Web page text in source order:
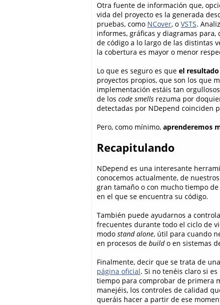
Otra fuente de información que,
vida del proyecto es la generada
pruebas, como NCover, o VSTS.
informes, gráficas y diagramas
de código a lo largo de las distintas
la cobertura es mayor o menor
Lo que es seguro es que el
proyectos propios, que son los que
implementación estáis tan
de los code smells rezuma por
detectadas por NDepend coinciden
Pero, como mínimo, aprenderemos
Recapitulando
NDepend es una interesante
conocemos actualmente, de
gran tamaño o con mucho tiempo
en el que se encuentra su código.
También puede ayudarnos a
frecuentes durante todo el ciclo de
modo stand alone, útil para cuando
en procesos de buildo en sistemas
Finalmente, decir que se trata de
página oficial. Si no tenéis claro si
tiempo para comprobar de primera
manejéis, los controles de calidad
queráis hacer a partir de ese